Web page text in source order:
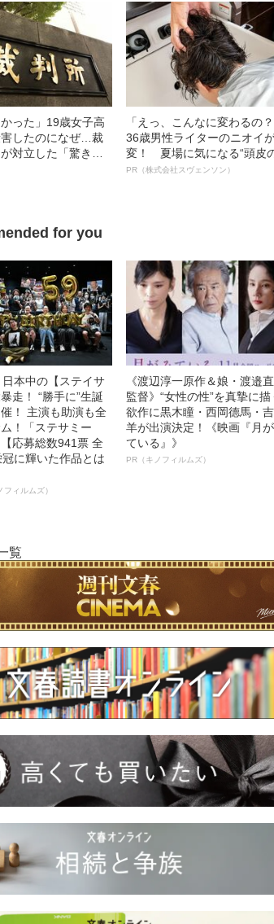
女子受刑者の告白》
かった」19歳女子高
したのになぜ…裁
対立した「驚きの
「えっ、こんなに変わるの？
36歳男性ライターのニオイ
変！ 夏場に気になる“頭皮の
オイ”や“ベタつき”を解消す
PR（株式会社スヴェンソン）
for you
日本中の【ステイサ
走！ “勝手に”生誕
！ 主演も助演も全
！「ステサミー
応募総数941票 全
に輝いた作品とは
ィルムズ）
《渡辺淳一原作＆娘・渡邉
監督》“女性の性”を真摯に描
欲作に黒木瞳・西岡德馬・吉
羊が出演決定！《映画『月
ている』》
PR（キノフィルムズ）
覧